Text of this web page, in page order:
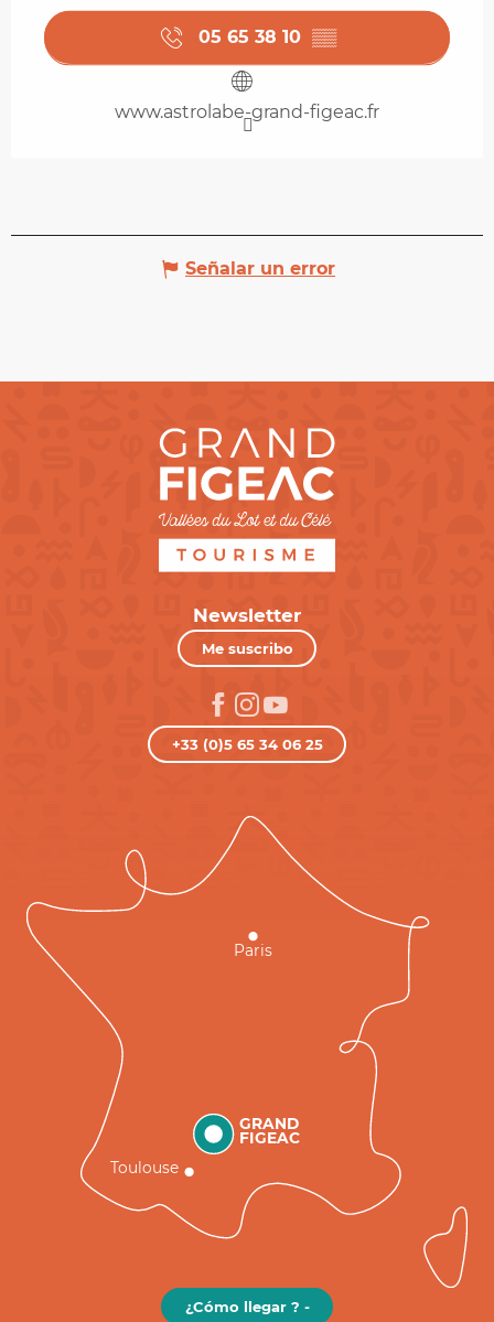
05 65 38 10 ▒▒
www.astrolabe-grand-figeac.fr
Señalar un error
Newsletter
Me suscribo
+33 (0)5 65 34 06 25
GRAND
FIGEAC
Toulouse
Paris
¿Cómo llegar ? -